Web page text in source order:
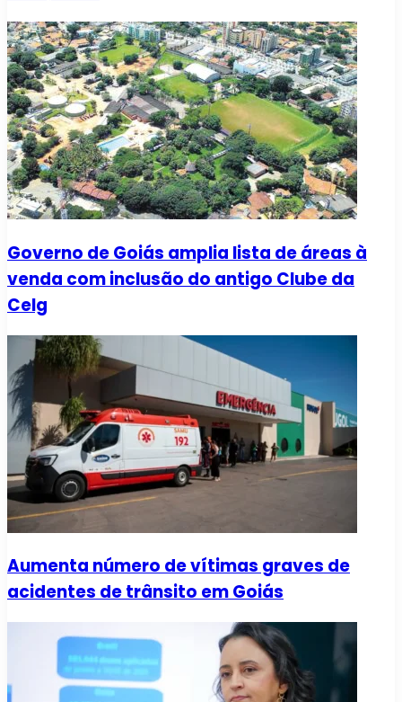
Governo de Goiás amplia lista de áreas à
venda com inclusão do antigo Clube da
Celg
Aumenta número de vítimas graves de
acidentes de trânsito em Goiás